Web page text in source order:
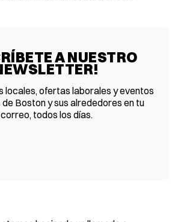
A NUESTRO
locales, ofertas laborales y eventos
Boston y sus alrededores en tu
correo, todos los días.